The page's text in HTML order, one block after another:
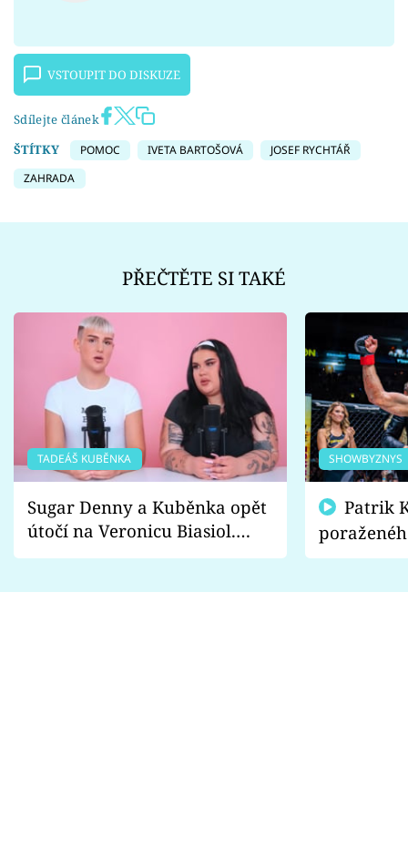
VSTOUPIT DO DISKUZE
Sdílejte článek
ŠTÍTKY
POMOC IVETA BARTOŠOVÁ
JOSEF RYCHTÁŘ
ZAHRADA
PŘEČTĚTE SI TAKÉ
TADEÁŠ KUBĚNKA
Sugar Denny a Kuběnka opět
útočí na Veronicu Biasiol.
Proč je podle nich falešná a
SHOWBYZNYS
fanoušci